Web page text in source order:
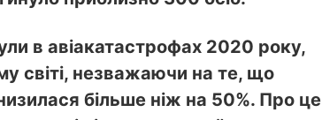
в авіакатастрофах 2020 року,
світі, незважаючи на те, що
більше ніж на 50%. Про це